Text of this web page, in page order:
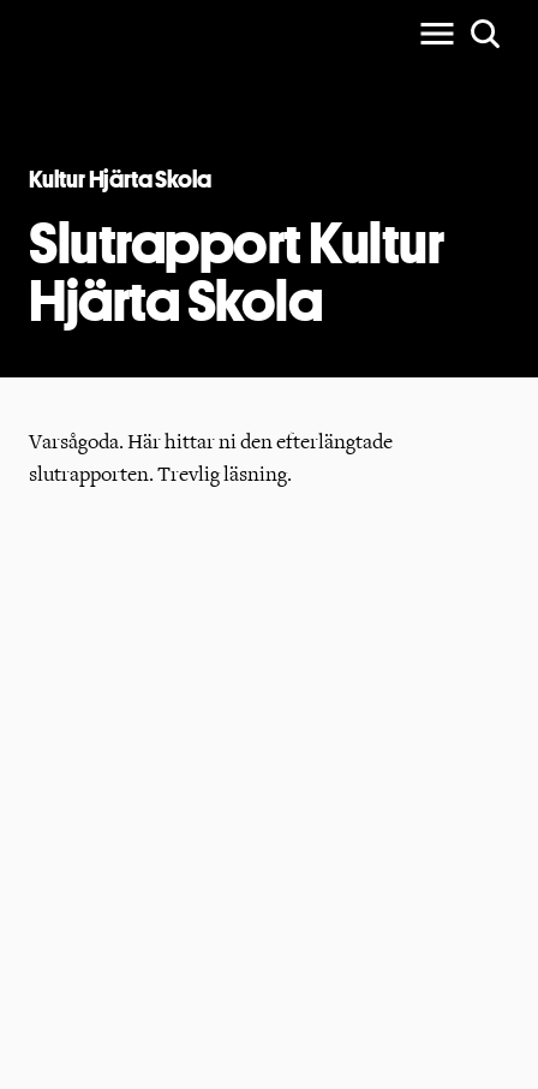
Kultur Hjärta Skola
Slutrapport Kultur
Hjärta Skola
Varsågoda. Här hittar ni den efterlängtade
slutrapporten. Trevlig läsning.